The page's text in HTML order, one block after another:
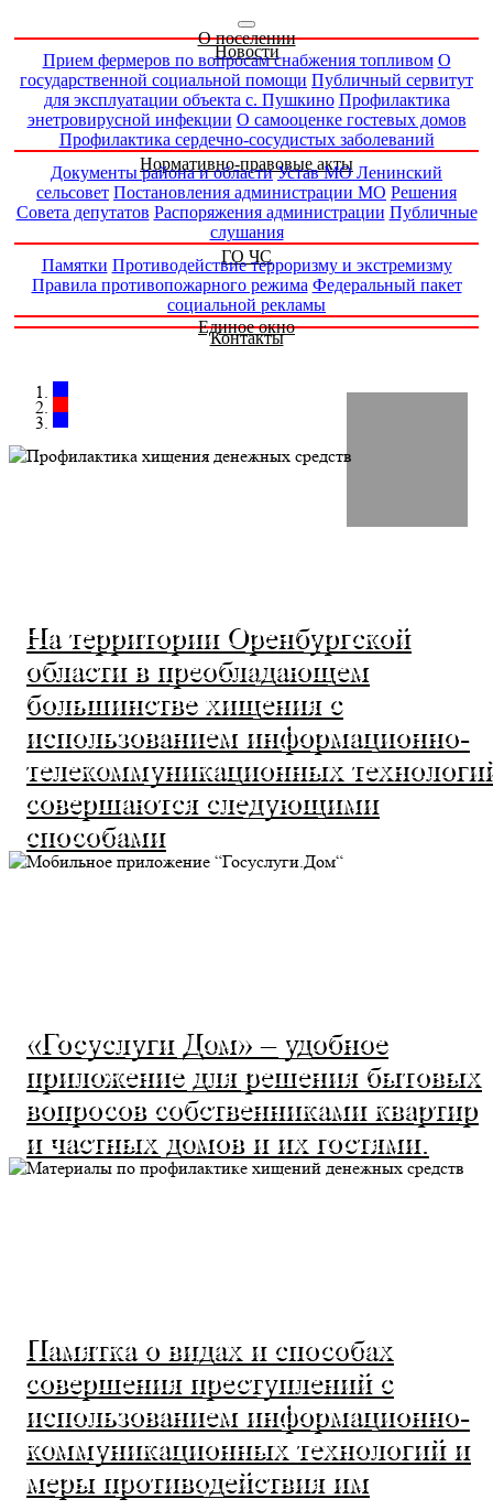
О поселении
Новости
Прием фермеров по вопросам снабжения топливом О
государственной социальной помощи Публичный сервитут
для эксплуатации объекта с. Пушкино Профилактика
энетровирусной инфекции О самооценке гостевых домов
Профилактика сердечно-сосудистых заболеваний
Нормативно-правовые акты
Документы района и области Устав МО Ленинский
сельсовет Постановления администрации МО Решения
Совета депутатов Распоряжения администрации Публичные
слушания
ГО ЧС
Памятки Противодействие терроризму и экстремизму
Правила противопожарного режима Федеральный пакет
социальной рекламы
Единое окно
Контакты
На территории Оренбургской
области в преобладающем
большинстве хищения с
использованием информационно-
телекоммуникационных
совершаются следующими
способами
«Госуслуги Дом» – удобное
приложение для решения бытовых
вопросов собственниками квартир
и частных домов и их гостями.
Памятка о видах и способах
совершения преступлений с
использованием информационно-
коммуникационных технологий и
меры противодействия им